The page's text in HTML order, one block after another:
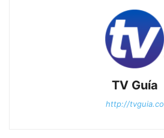
TV Guía
http://tvguia.co